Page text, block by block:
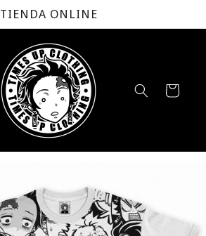
TIENDA ONLINE
Carrito